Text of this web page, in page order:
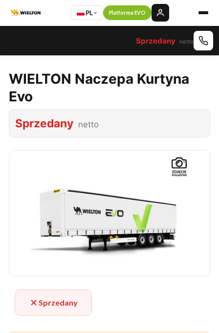
PL Platforma EVO
Sprzedany netto
WIELTON Naczepa Kurtyna
Evo
Sprzedany netto
Sprzedany